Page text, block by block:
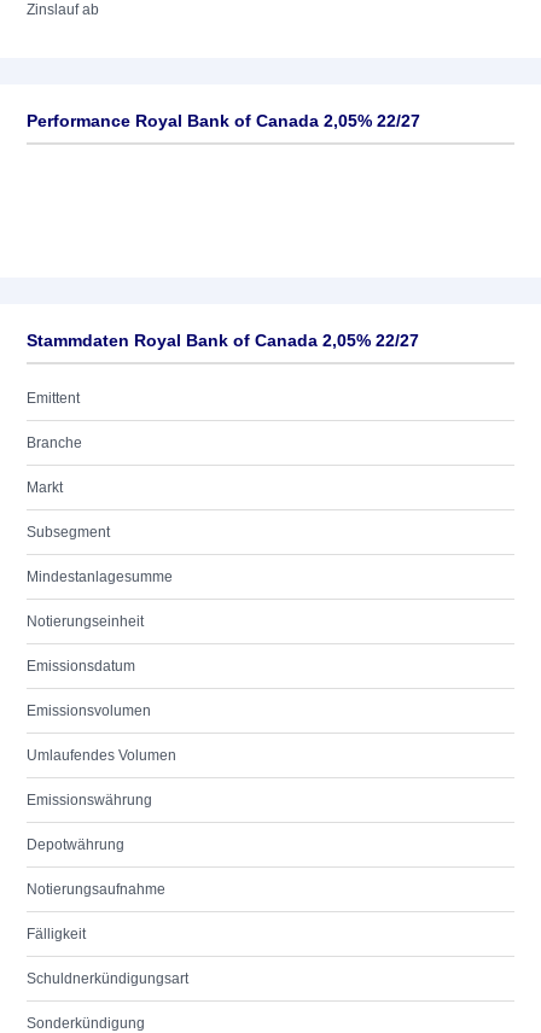
Zinslauf ab
Performance Royal Bank of Canada 2,05% 22/27
Stammdaten Royal Bank of Canada 2,05% 22/27
Emittent
Branche
Markt
Subsegment
Mindestanlagesumme
Notierungseinheit
Emissionsdatum
Emissionsvolumen
Umlaufendes Volumen
Emissionswährung
Depotwährung
Notierungsaufnahme
Fälligkeit
Schuldnerkündigungsart
Sonderkündigung